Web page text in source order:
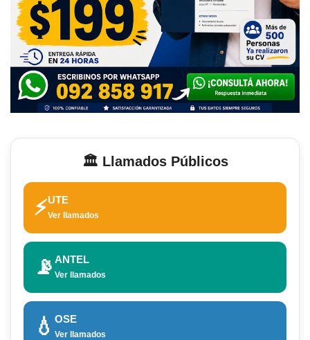
🏛️ Llamados Públicos
⚡UTE
Ver llamados
📡 ANTEL
Ver llamados
💧 OSE
Ver llamados